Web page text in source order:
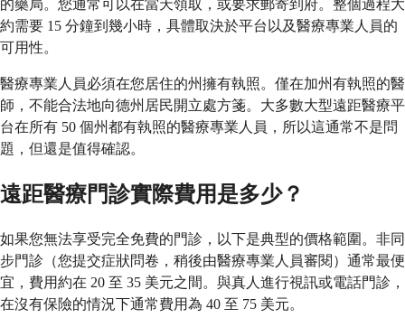
的藥局。您通常可以在當天領取，或要求郵寄到府。整個過程大
約需要 15 分鐘到幾小時，具體取決於平台以及醫療專業人員的
可用性。
醫療專業人員必須在您居住的州擁有執照。僅在加州有執照的醫
師，不能合法地向德州居民開立處方箋。大多數大型遠距醫療平
台在所有 50 個州都有執照的醫療專業人員，所以這通常不是問
題，但還是值得確認。
遠距醫療門診實際費用是多少？
如果您無法享受完全免費的門診，以下是典型的價格範圍。非同
步門診（您提交症狀問卷，稍後由醫療專業人員審閱）通常最便
宜，費用約在 20 至 35 美元之間。與真人進行視訊或電話門診，
在沒有保險的情況下通常費用為 40 至 75 美元。